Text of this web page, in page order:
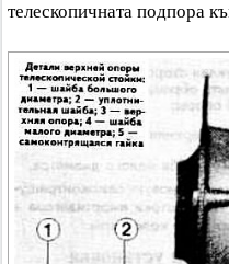
телескопичната подпора